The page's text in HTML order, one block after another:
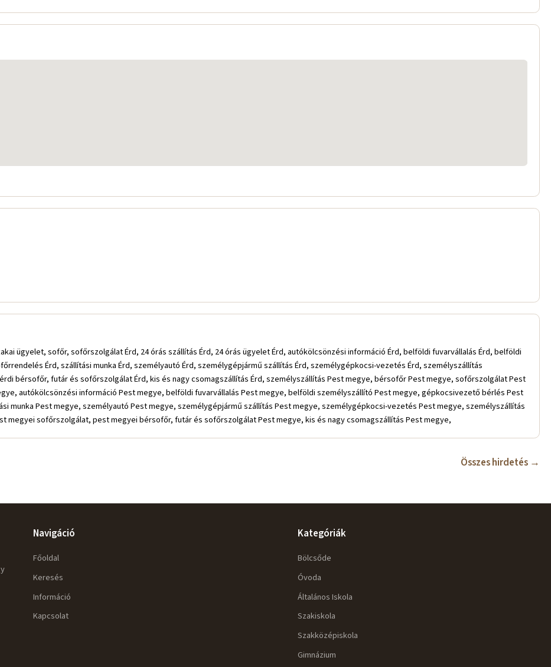
ügyelet, sofőr, sofőrszolgálat Érd, 24 órás szállítás Érd, 24 órás ügyelet Érd, autókölcsönzési információ Érd, belföldi fuvarvállalás Érd, belföldi
Érd, szállítási munka Érd, személyautó Érd, személygépjármű szállítás Érd, személygépkocsi-vezetés Érd, személyszállítás
bérsofőr, futár és sofőrszolgálat Érd, kis és nagy csomagszállítás Érd, személyszállítás Pest megye, bérsofőr Pest megye, sofőrszolgálat Pest
autókölcsönzési információ Pest megye, belföldi fuvarvállalás Pest megye, belföldi személyszállító Pest megye, gépkocsivezető bérlés Pest
munka Pest megye, személyautó Pest megye, személygépjármű szállítás Pest megye, személygépkocsi-vezetés Pest megye, személyszállítás
megyei sofőrszolgálat, pest megyei bérsofőr, futár és sofőrszolgálat Pest megye, kis és nagy csomagszállítás Pest megye,
Összes hirdetés →
Navigáció
Főoldal
Keresés
Információ
Kapcsolat
Kategóriák
Bölcsőde
Óvoda
Általános Iskola
Szakiskola
Szakközépiskola
Gimnázium